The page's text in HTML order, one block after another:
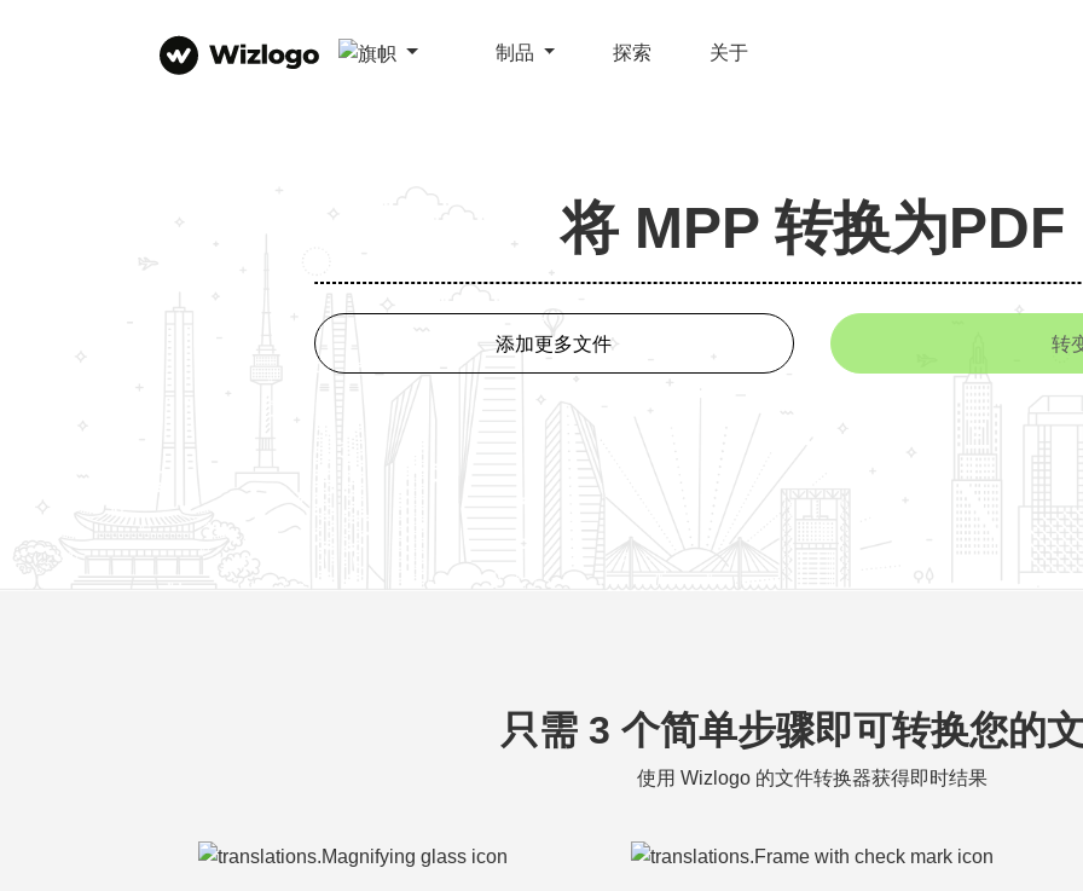
制品 探索 关于
将 MPP 转换为PDF
添加更多文件 转
只需 3 个简单步骤即可转换您的
使用 Wizlogo 的文件转换器获得即时结果